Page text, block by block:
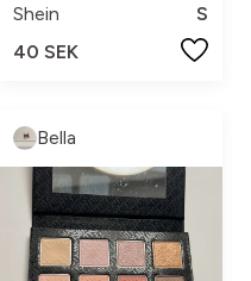
Shein
S
40 SEK
Bella